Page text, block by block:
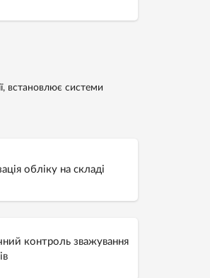
встановлює системи
обліку на складі
контроль зважування